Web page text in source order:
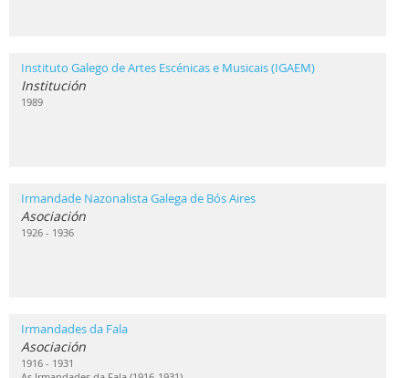
Instituto Galego de Artes Escénicas e Musicais (IGAEM)
Institución
1989
Irmandade Nazonalista Galega de Bós Aires
Asociación
1926 - 1936
Irmandades da Fala
Asociación
1916 - 1931